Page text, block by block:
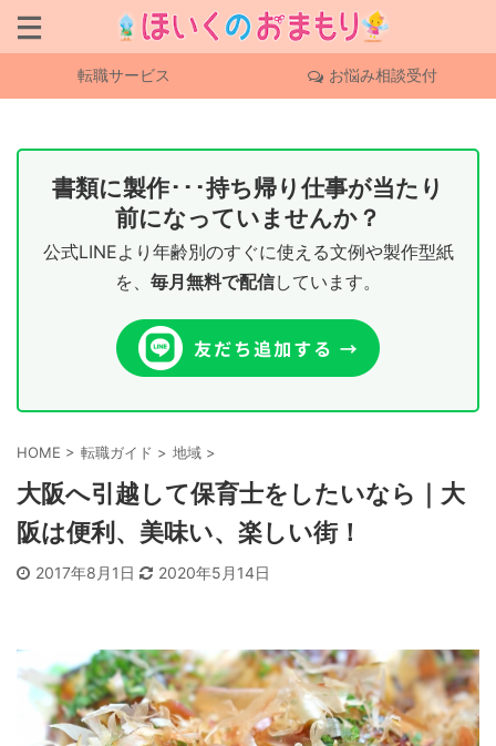
転職サービス お悩み相談受付
書類に製作･･･持ち帰り仕事が当たり
前になっていませんか？
公式LINEより年齢別のすぐに使える文例や製作型紙
を、 毎月無料で配信しています。
HOME > 転職ガイド > 地域 >
大阪へ引越して保育士をしたいなら｜大
阪は便利、美味い、楽しい街！
2017年8月1日 2020年5月14日